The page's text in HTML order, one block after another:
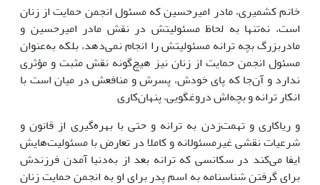
خانم کشمیری، مادر امیرحسین که مسئول انجمن حمایت از زنان
است، نه‌تنها به لحاظ مسئولیتش در نقش مادر امیرحسین و
مادربزرگ بچه ترانه مسئولیتش را انجام نمی‌دهد، بلکه به‌عنوان
مسئول انجمن حمایت از زنان نیز هیچ‌گونه نقش مثبت و مؤثری
ندارد و آن‌جا که پای خودش، پسرش و منافعش در میان است با
انکار ترانه و بچه‌اش دروغگویی، پنهان‌کاری
و ریاکاری و تهمت‌زدن به ترانه و حتی با بهره‌گیری از قانون و
شرعیات نقشی غیرمسئولانه و کاملا در تعارض با مسئولیت‌هایش
ایفا می‌کند در سکانسی که ترانه بعد از به‌دنیا آمدن فرزندش
برای گرفتن شناسنامه به اسم پدر برای او به انجمن حمایت زنان